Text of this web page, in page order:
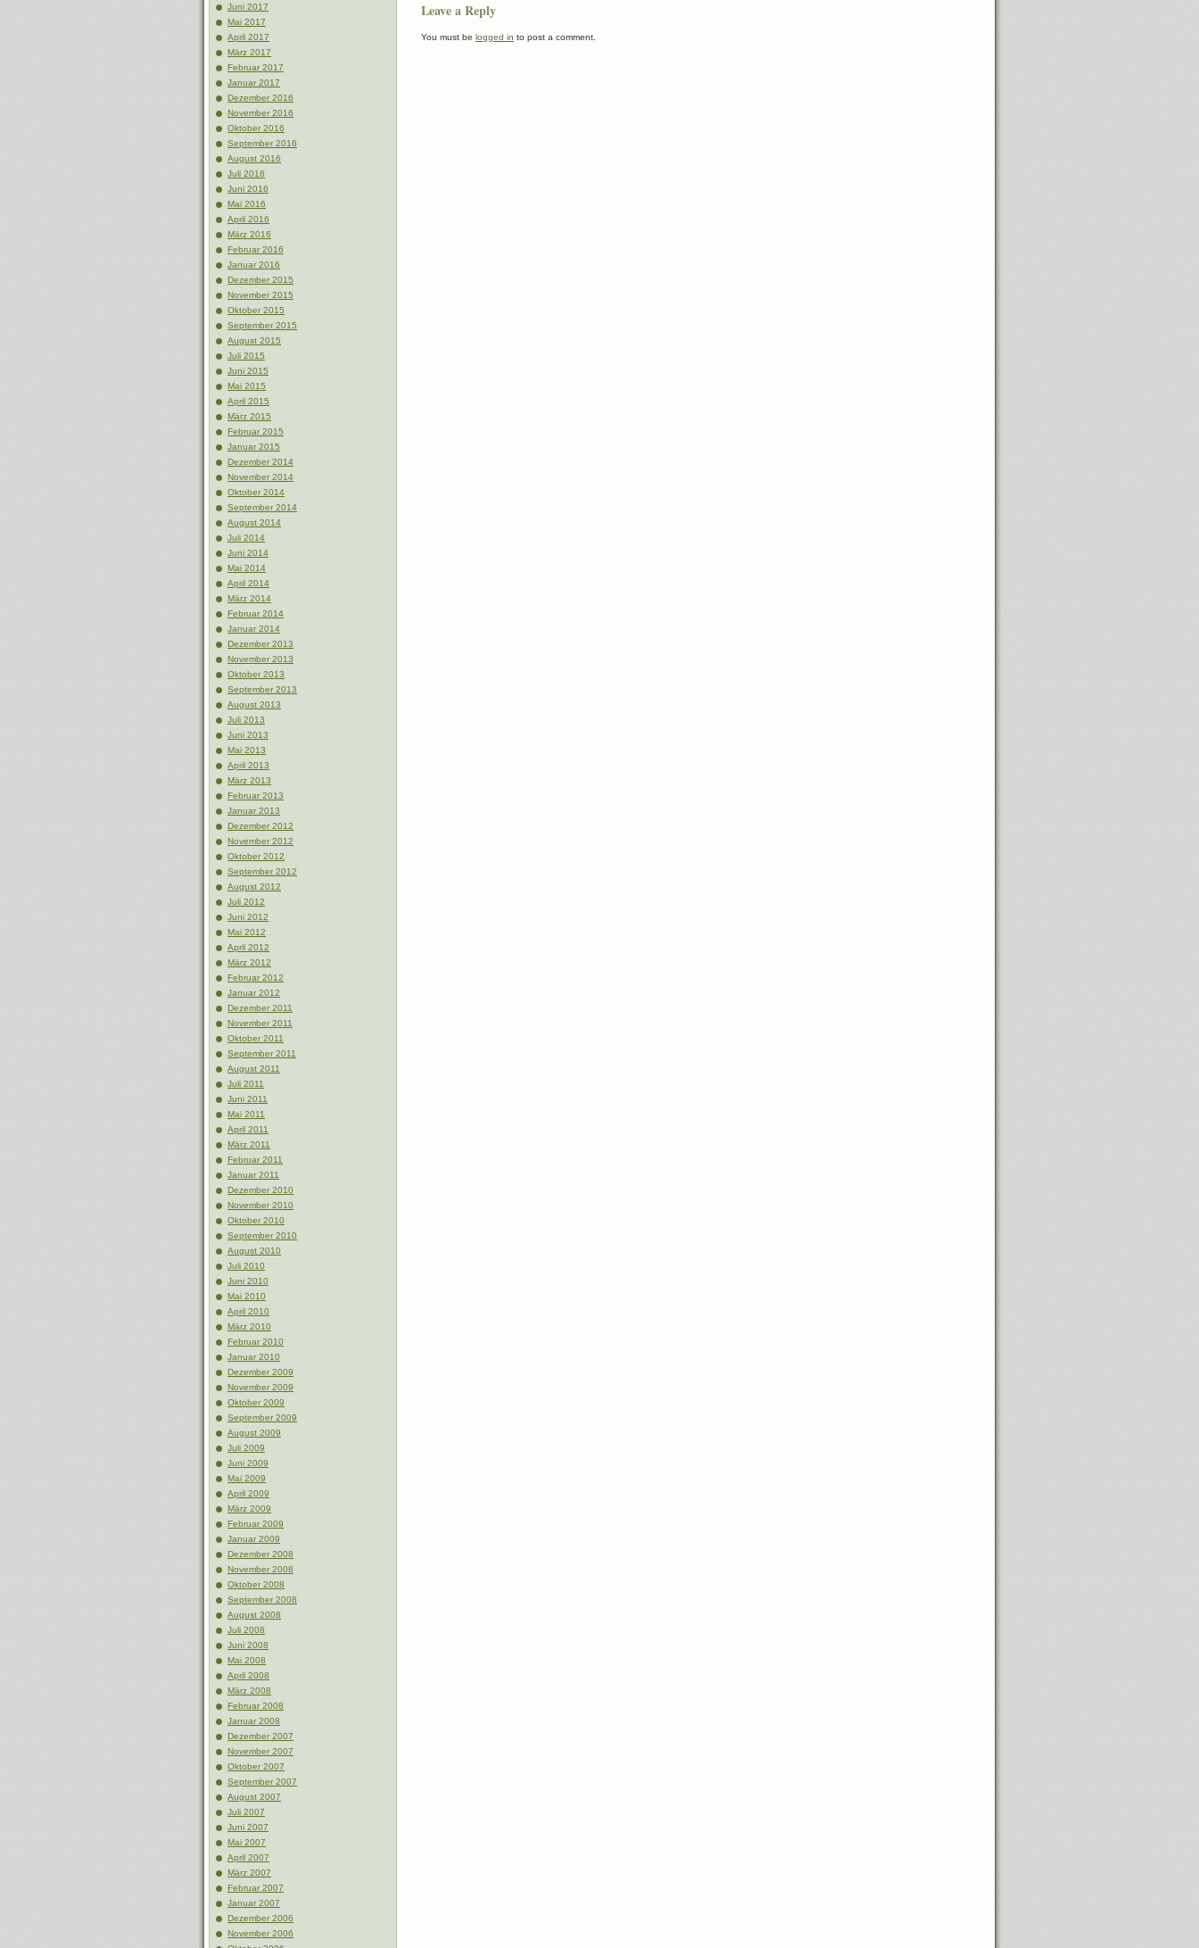
Juni 2017
Mai 2017
April 2017
März 2017
Februar 2017
Januar 2017
Dezember 2016
November 2016
Oktober 2016
September 2016
August 2016
Juli 2016
Juni 2016
Mai 2016
April 2016
März 2016
Februar 2016
Januar 2016
Dezember 2015
November 2015
Oktober 2015
September 2015
August 2015
Juli 2015
Juni 2015
Mai 2015
April 2015
März 2015
Februar 2015
Januar 2015
Dezember 2014
November 2014
Oktober 2014
September 2014
August 2014
Juli 2014
Juni 2014
Mai 2014
April 2014
März 2014
Februar 2014
Januar 2014
Dezember 2013
November 2013
Oktober 2013
September 2013
August 2013
Juli 2013
Juni 2013
Mai 2013
April 2013
März 2013
Februar 2013
Januar 2013
Dezember 2012
November 2012
Oktober 2012
September 2012
August 2012
Juli 2012
Juni 2012
Mai 2012
April 2012
März 2012
Februar 2012
Januar 2012
Dezember 2011
November 2011
Oktober 2011
September 2011
August 2011
Juli 2011
Juni 2011
Mai 2011
April 2011
März 2011
Februar 2011
Januar 2011
Dezember 2010
November 2010
Oktober 2010
September 2010
August 2010
Juli 2010
Juni 2010
Mai 2010
April 2010
März 2010
Februar 2010
Januar 2010
Dezember 2009
November 2009
Oktober 2009
September 2009
August 2009
Juli 2009
Juni 2009
Mai 2009
April 2009
März 2009
Februar 2009
Januar 2009
Dezember 2008
November 2008
Oktober 2008
September 2008
August 2008
Juli 2008
Juni 2008
Mai 2008
April 2008
März 2008
Februar 2008
Januar 2008
Dezember 2007
November 2007
Oktober 2007
September 2007
August 2007
Juli 2007
Juni 2007
Mai 2007
April 2007
März 2007
Februar 2007
Januar 2007
Dezember 2006
November 2006
Leave a Reply
You must be logged in to post a comment.